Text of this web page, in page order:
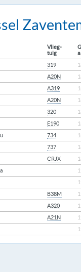
Vlieg-
tuig
319
A20N
A319
A20N
320
E190
734
737
CRJX
B38M
A320
A21N